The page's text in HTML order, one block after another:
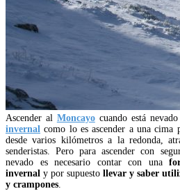
Ascender al Moncayocuando está nevado
invernal como lo es ascender a una cima
desde varios kilómetros a la redonda,
senderistas. Pero para ascender con
nevado es necesario contar con una
invernal y por supuesto llevar y saber
y crampones.